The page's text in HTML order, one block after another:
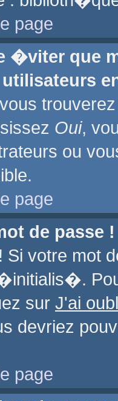
page
�viter que
Oui,
ou
page
de passe !
Si votre
sur J'ai
devriez
page